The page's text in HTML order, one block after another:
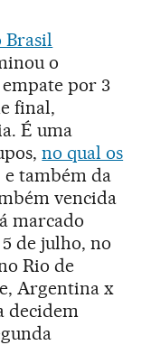
Brasil
o
por 3
final,
É uma
no qual os
e também da
vencida
marcado
de julho, no
Rio de
Argentina x
decidem